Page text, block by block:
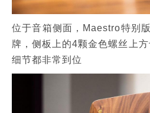
位于音箱侧面，Maestro特别
牌，侧板上的4颗金色螺丝上
细节都非常到位